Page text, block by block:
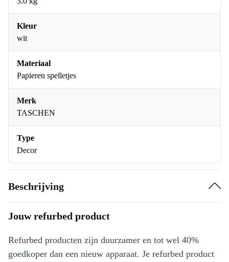
Kleur
wit
Materiaal
Papieren spelletjes
Merk
TASCHEN
Type
Decor
Beschrijving
Jouw refurbed product
Refurbed producten zijn duurzamer en tot wel 40%
goedkoper dan een nieuw apparaat. Je refurbed product